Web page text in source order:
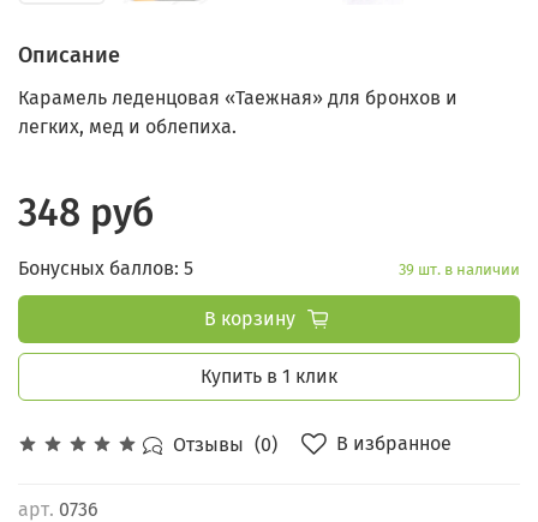
Отзывы (0) В избранное
арт. 0736
Описание
Карамель леденцовая «Таежная» для бронхов и
легких, мед и облепиха.
348 руб
Бонусных баллов: 5 39 шт. в наличии
В корзину
Купить в 1 клик